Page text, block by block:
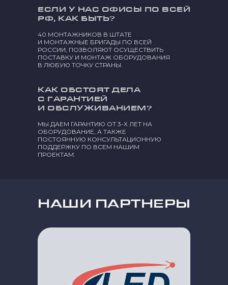
40 МОНТАЖНИКОВ В ШТАТЕ
И МОНТАЖНЫЕ БРИГАДЫ ПО ВСЕЙ
РОССИИ, ПОЗВОЛЯЮТ ОСУЩЕСТВИТЬ
ПОСТАВКУ И МОНТАЖ ОБОРУДОВАНИЯ
В ЛЮБУЮ ТОЧКУ СТРАНЫ.
ЕСЛИ У НАС ОФИСЫ ПО ВСЕЙ
РФ, КАК БЫТЬ?
МЫ ДАЕМ ГАРАНТИЮ ОТ 3-Х ЛЕТ НА
ОБОРУДОВАНИЕ, А ТАКЖЕ
ПОСТОЯННУЮ КОНСУЛЬТАЦИОННУЮ
ПОДДЕРЖКУ ПО ВСЕМ НАШИМ
ПРОЕКТАМ.
КАК ОБСТОЯТ ДЕЛА
С ГАРАНТИЕЙ
И ОБСЛУЖИВАНИЕМ?
НАШИ ПАРТНЕРЫ